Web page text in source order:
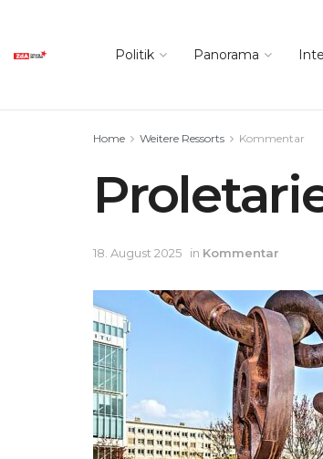
Politik Panorama
Home Weitere Ressorts Kommentar
18. August 2025 in Kommentar